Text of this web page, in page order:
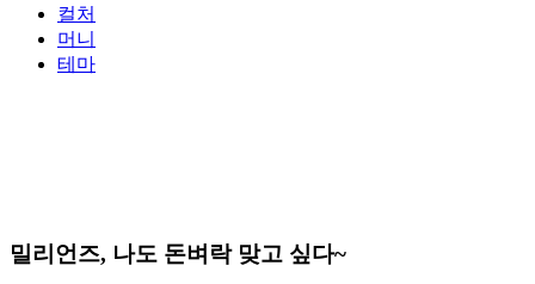
컬처
머니
테마
밀리언즈, 나도 돈벼락 맞고 싶다~